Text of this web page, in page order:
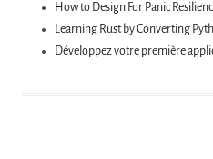
How to Design For Panic
Learning Rust by Converting
Développez votre première